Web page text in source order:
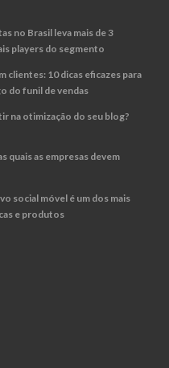
no Brasil leva mais de 3
players do segmento
clientes: 10 dicas eficazes para
do funil de vendas
na otimização do seu blog?
quais as empresas devem
social móvel é um dos mais
e produtos